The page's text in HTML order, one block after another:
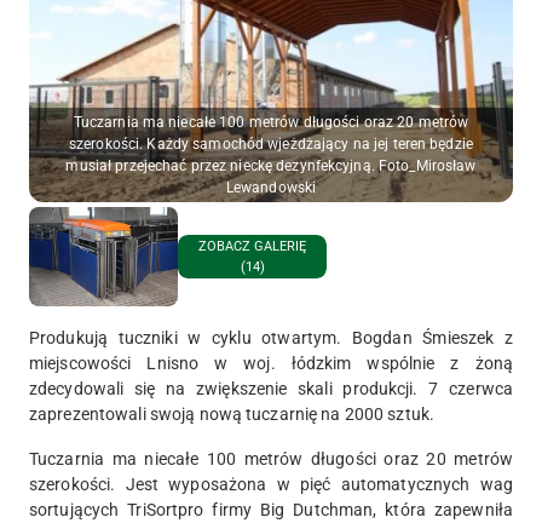
Tuczarnia ma niecałe 100 metrów długości oraz 20 metrów
szerokości. Każdy samochód wjeżdżający na jej teren będzie
musiał przejechać przez nieckę dezynfekcyjną. Foto_Mirosław
Lewandowski
ZOBACZ GALERIĘ
(14)
Produkują tuczniki w cyklu otwartym. Bogdan Śmieszek z
miejscowości Lnisno w woj. łódzkim wspólnie z żoną
zdecydowali się na zwiększenie skali produkcji. 7 czerwca
zaprezentowali swoją nową tuczarnię na 2000 sztuk.
Tuczarnia ma niecałe 100 metrów długości oraz 20 metrów
szerokości. Jest wyposażona w pięć automatycznych wag
sortujących TriSortpro firmy Big Dutchman, która zapewniła